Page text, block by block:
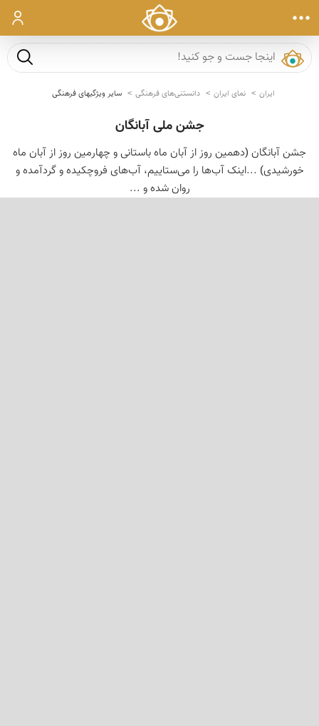
ورود
جست و
ایران نمای ایران دانستنی‌های فرهنگی سایر ویژگیهای فرهنگی
جشن ملی آبانگان
جشن آبانگان (دهمین روز از آبان ماه باستانی و چهارمین روز از آبان ماه
خورشیدی) ...اینک آب‌ها را می‌ستاییم، آب‌های فروچکیده و گردآمده و
روان شده و ...